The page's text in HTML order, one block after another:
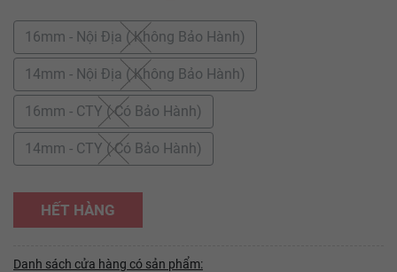
16mm - Nội Địa ( Không Bảo Hành)
14mm - Nội Địa ( Không Bảo Hành)
16mm - CTY ( Có Bảo Hành)
14mm - CTY ( Có Bảo Hành)
HẾT HÀNG
Danh sách cửa hàng có sản phẩm: